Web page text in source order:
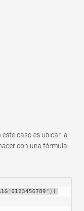
caso es ubicar la
con una fórmula